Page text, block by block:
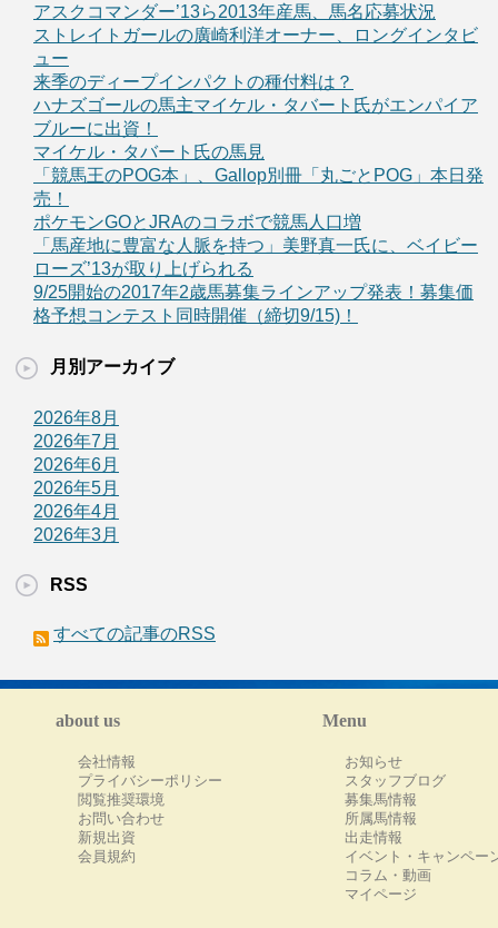
アスクコマンダー’13ら2013年産馬、馬名応募状況
ストレイトガールの廣崎利洋オーナー、ロングインタビ
ュー
来季のディープインパクトの種付料は？
ハナズゴールの馬主マイケル・タバート氏がエンパイア
ブルーに出資！
マイケル・タバート氏の馬見
「競馬王のPOG本」、Gallop別冊「丸ごとPOG」本日発
売！
ポケモンGOとJRAのコラボで競馬人口増
「馬産地に豊富な人脈を持つ」美野真一氏に、ベイビー
ローズ’13が取り上げられる
9/25開始の2017年2歳馬募集ラインアップ発表！募集価
格予想コンテスト同時開催（締切9/15)！
月別アーカイブ
2026年8月
2026年7月
2026年6月
2026年5月
2026年4月
2026年3月
RSS
すべての記事のRSS